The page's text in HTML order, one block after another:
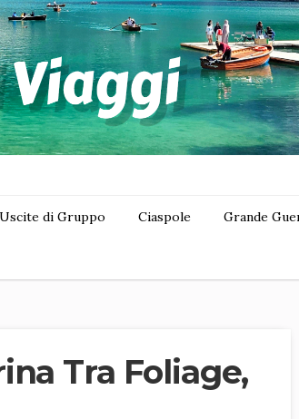
Uscite di Gruppo Ciaspole Grande
Tra Foliage,